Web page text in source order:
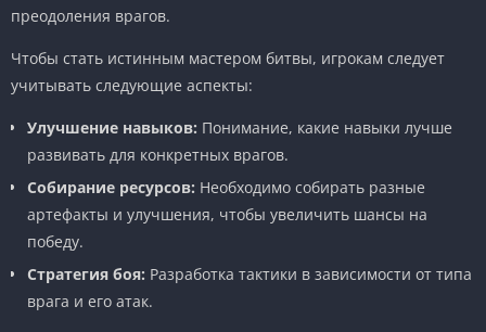
преодоления врагов.
Чтобы стать истинным мастером битвы, игрокам следует
учитывать следующие аспекты:
Улучшение навыков: Понимание, какие навыки лучше
развивать для конкретных врагов.
Собирание ресурсов: Необходимо собирать разные
артефакты и улучшения, чтобы увеличить шансы на
победу.
Стратегия боя: Разработка тактики в зависимости от типа
врага и его атак.